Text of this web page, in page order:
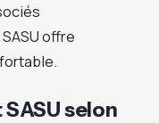
offre
selon